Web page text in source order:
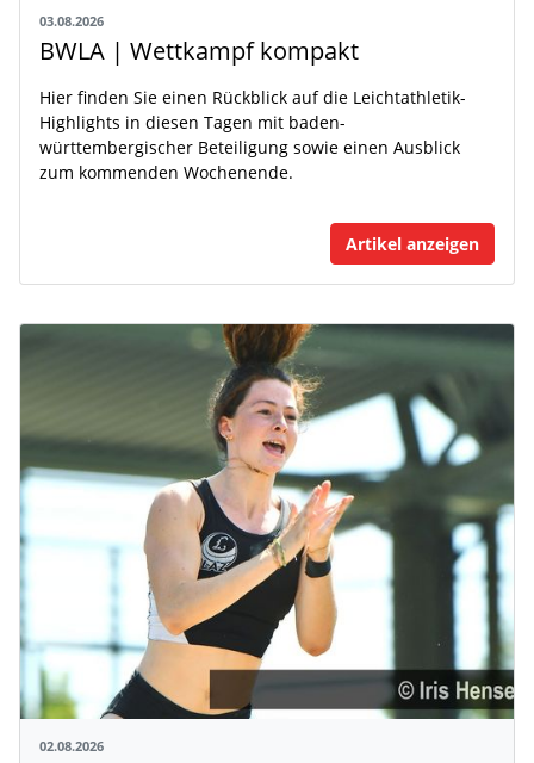
03.08.2026
BWLA | Wettkampf kompakt
Hier finden Sie einen Rückblick auf die Leichtathletik-
Highlights in diesen Tagen mit baden-
württembergischer Beteiligung sowie einen Ausblick
zum kommenden Wochenende.
Artikel anzeigen
02.08.2026